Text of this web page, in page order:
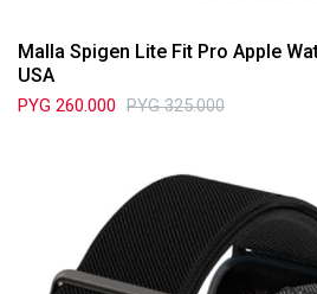
Malla Spigen Lite Fit Pro Apple
USA
PYG 260.000 PYG 325.000